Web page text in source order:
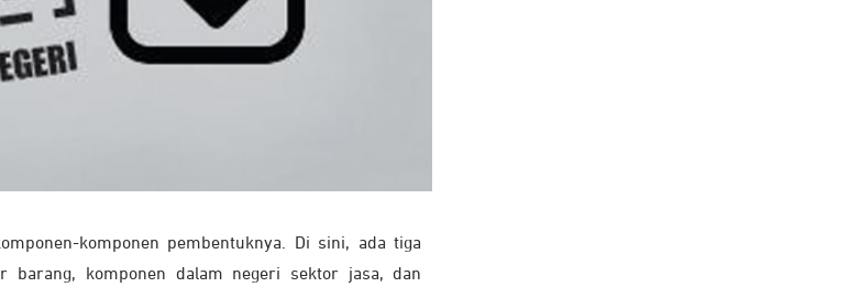
komponen pembentuknya. Di sini, ada tiga
barang, komponen dalam negeri sektor jasa, dan